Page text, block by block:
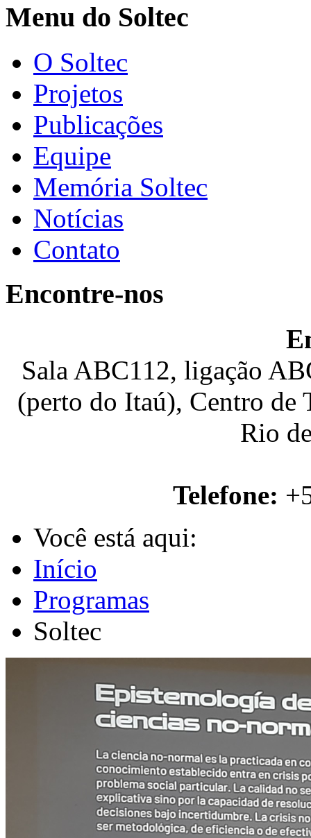
Menu do Soltec
O Soltec
Projetos
Publicações
Equipe
Memória Soltec
Notícias
Contato
Encontre-nos
Sala ABC112, ligação
(perto do Itaú), Centro de
Rio
Telefone:
Você está aqui:
Início
Programas
Soltec